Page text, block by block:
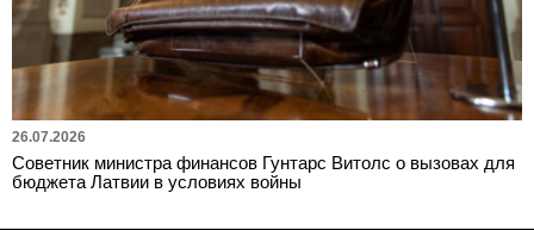
26.07.2026
Советник министра финансов Гунтарс Витолс о вызовах для
бюджета Латвии в условиях войны